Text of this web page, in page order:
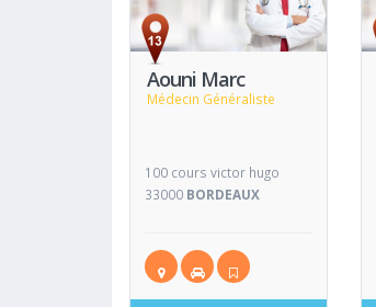
Aouni Marc
Médecin Généraliste
Voir
100 cours victor hugo
33000 BORDEAUX
Fiche